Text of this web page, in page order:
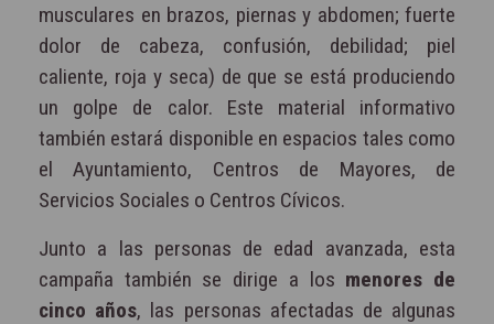
musculares en brazos, piernas y abdomen; fuerte
dolor de cabeza, confusión, debilidad; piel
caliente, roja y seca) de que se está produciendo
un golpe de calor. Este material informativo
también estará disponible en espacios tales como
el Ayuntamiento, Centros de Mayores, de
Servicios Sociales o Centros Cívicos.
Junto a las personas de edad avanzada, esta
campaña también se dirige a los menores de
cinco años, las personas afectadas de algunas